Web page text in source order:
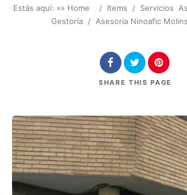
Estás aquí: »» Home / Items / Servicios
Gestoría / Asesoría Ninoafic
SHARE THIS PAGE